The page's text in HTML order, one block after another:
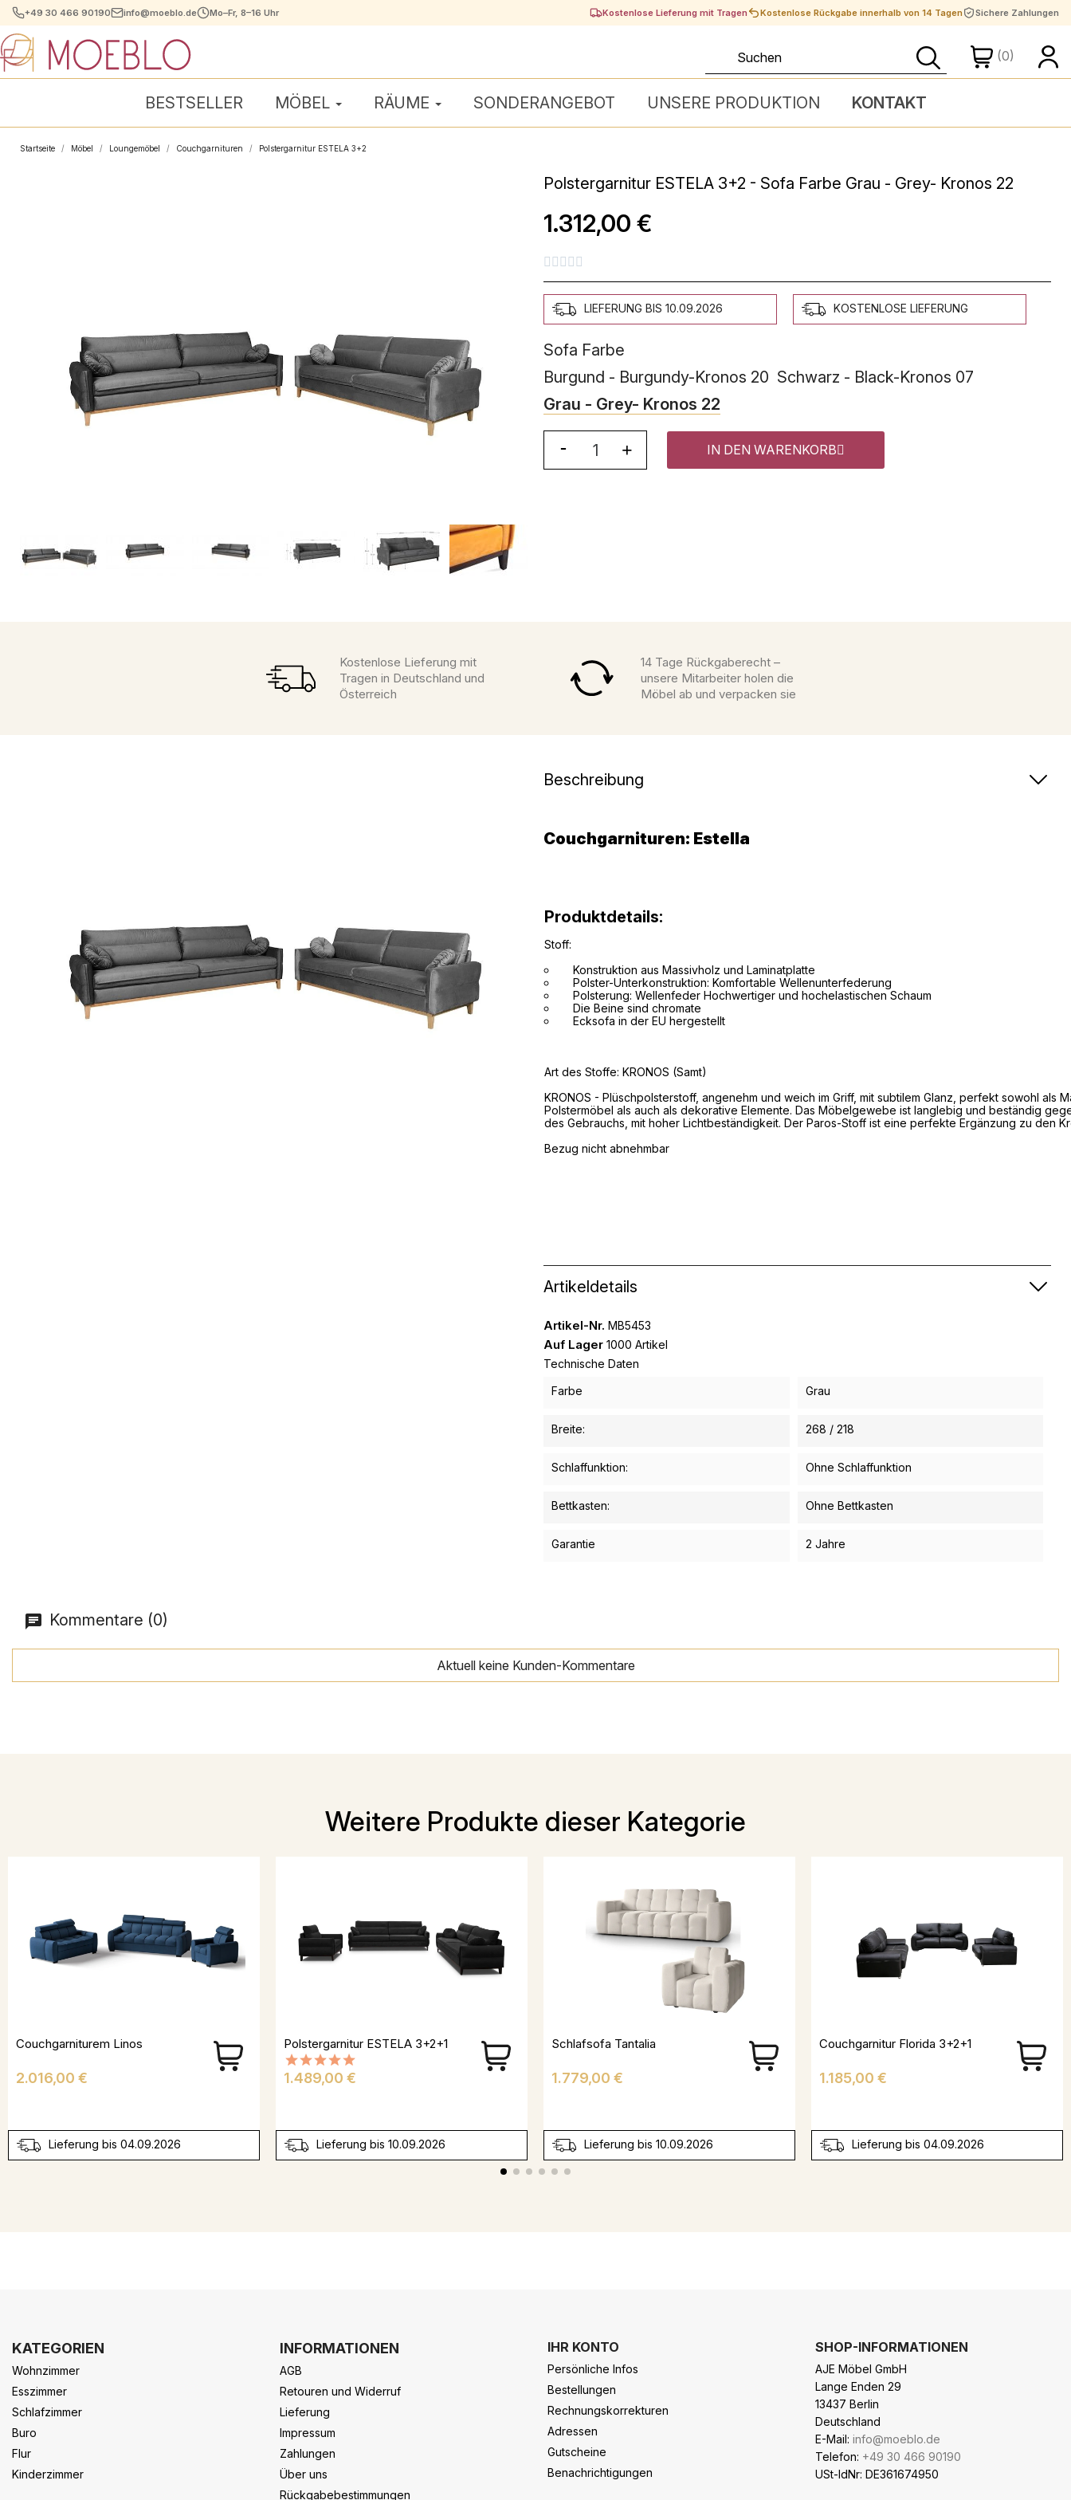
+49 30 466 90190 info@moeblo.de Mo–Fr, 8–16 Uhr Kostenlose Lieferung mit Tragen Kostenlose Rückgabe innerhalb von 14 Tagen Sichere Zahlungen
(0)
BESTSELLER MÖBEL RÄUME SONDERANGEBOT UNSERE PRODUKTION KONTAKT
Startseite Möbel Loungemöbel Couchgarnituren Polstergarnitur ESTELA 3+2
Polstergarnitur ESTELA 3+2 - Sofa Farbe Grau - Grey- Kronos 22
1.312,00 €
    
LIEFERUNG BIS 10.09.2026 KOSTENLOSE LIEFERUNG
Sofa Farbe
Burgund - Burgundy-Kronos 20 Schwarz - Black-Kronos 07
Grau - Grey- Kronos 22
IN DEN WARENKORB
Kostenlose Lieferung mit
Tragen in Deutschland und
Österreich
14 Tage Rückgaberecht –
unsere Mitarbeiter holen die
Möbel ab und verpacken sie
Beschreibung
Couchgarnituren: Estella
Produktdetails:
Stoff:
Konstruktion aus Massivholz und Laminatplatte
Polster-Unterkonstruktion: Komfortable Wellenunterfederung
Polsterung: Wellenfeder Hochwertiger und hochelastischen Schaum
Die Beine sind chromate
Ecksofa in der EU hergestellt
Art des Stoffe: KRONOS (Samt)
KRONOS - Plüschpolsterstoff, angenehm und weich im Griff, mit subtilem Glanz, perfekt sowohl als
Polstermöbel als auch als dekorative Elemente. Das Möbelgewebe ist langlebig und beständig
des Gebrauchs, mit hoher Lichtbeständigkeit. Der Paros-Stoff ist eine perfekte Ergänzung zu den
Bezug nicht abnehmbar
Artikeldetails
Artikel-Nr. MB5453
Auf Lager 1000 Artikel
Technische Daten
Farbe
Grau
Breite: 268 / 218
Schlaffunktion: Ohne Schlaffunktion
Bettkasten: Ohne Bettkasten
Garantie 2 Jahre
Kommentare (0)
Aktuell keine Kunden-Kommentare
Weitere Produkte dieser Kategorie
Couchgarniturem Linos
Preis
2.016,00 €
Lieferung bis 04.09.2026
Polstergarnitur ESTELA 3+2+1
Preis
1.489,00 €
Lieferung bis 10.09.2026
Schlafsofa Tantalia
Preis
1.779,00 €
Lieferung bis 10.09.2026
Couchgarnitur Florida 3+2+1
Preis
1.185,00 €
Lieferung bis 04.09.2026
KATEGORIEN
Wohnzimmer
Esszimmer
Schlafzimmer
Buro
Flur
Kinderzimmer
INFORMATIONEN
AGB
Retouren und Widerruf
Lieferung
Impressum
Zahlungen
Über uns
Rückgabebestimmungen
IHR KONTO
Persönliche Infos
Bestellungen
Rechnungskorrekturen
Adressen
Gutscheine
Benachrichtigungen
SHOP-INFORMATIONEN
AJE Möbel GmbH
Lange Enden 29
13437 Berlin
Deutschland
E-Mail: info@moeblo.de
Telefon: +49 30 466 90190
USt-IdNr: DE361674950